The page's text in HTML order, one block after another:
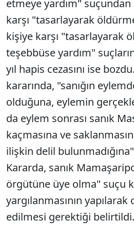
etmeye yardım" suçundan
karşı "tasarlayarak
kişiye karşı "tasarlayarak
teşebbüse yardım"
yıl hapis cezasını ise
kararında, "sanığın
olduğuna, eylemin
da eylem sonrası sanık
kaçmasına ve
ilişkin delil
Kararda, sanık
örgütüne üye olma" suçu
yargılanmasının yapılarak
edilmesi gerektiği belirtildi.